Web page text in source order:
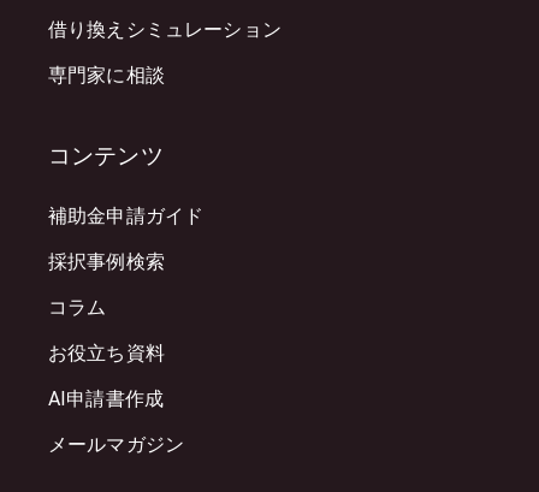
借り換えシミュレーション
専門家に相談
コンテンツ
補助金申請ガイド
採択事例検索
コラム
お役立ち資料
AI申請書作成
メールマガジン